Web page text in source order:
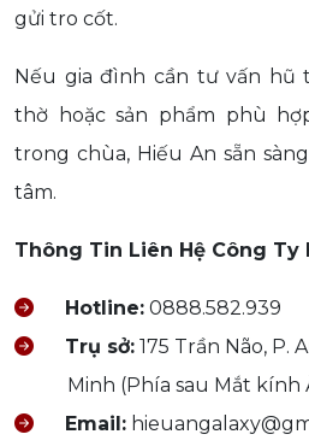
gửi tro cốt.
Nếu gia đình cần tư vấn hũ
thờ hoặc sản phẩm phù
trong chùa, Hiếu An sẵn
tâm.
Thông Tin Liên Hệ Công Ty
Hotline: 0888.582.939
Trụ sở: 175 Trần Não, P.
Minh (Phía sau Mắt kính
Email: